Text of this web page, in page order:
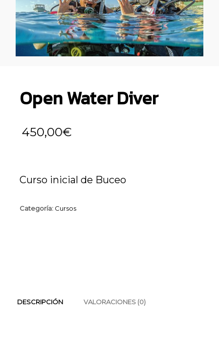
Open Water Diver
450,00€
Curso inicial de Buceo
Categoría: Cursos
DESCRIPCIÓN VALORACIONES (0)